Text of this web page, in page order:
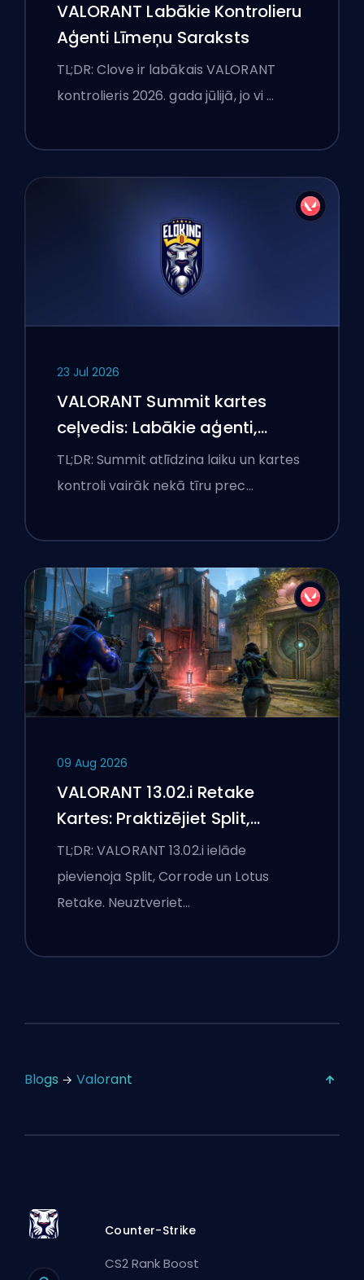
VALORANT Labākie Kontrolieru
Aģenti Līmeņu Saraksts
TL;DR: Clove ir labākais VALORANT
kontrolieris 2026. gada jūlijā, jo vi …
23 Jul 2026
VALORANT Summit kartes
ceļvedis: Labākie aģenti,
izsaukumi un dūmi
TL;DR: Summit atlīdzina laiku un kartes
kontroli vairāk nekā tīru prec…
09 Aug 2026
VALORANT 13.02.i Retake
Kartes: Praktizējiet Split,
Corrode un Lotus
TL;DR: VALORANT 13.02.i ielāde
pievienoja Split, Corrode un Lotus
Retake. Neuztveriet…
Blogs Valorant
Counter-Strike
CS2 Rank Boost